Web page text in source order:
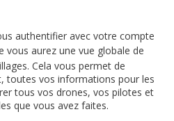
authentifier avec votre compte
vous aurez une vue globale de
Cela vous permet de
toutes vos informations pour les
tous vos drones, vos pilotes et
que vous avez faites.